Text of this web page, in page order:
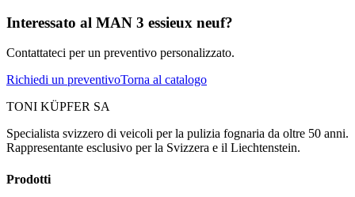
Interessato al MAN 3 essieux neuf?
Contattateci per un preventivo personalizzato.
Richiedi un preventivoTorna al catalogo
TONI KÜPFER SA
Specialista svizzero di veicoli per la pulizia fognaria da oltre 50 anni.
Rappresentante esclusivo per la Svizzera e il Liechtenstein.
Prodotti